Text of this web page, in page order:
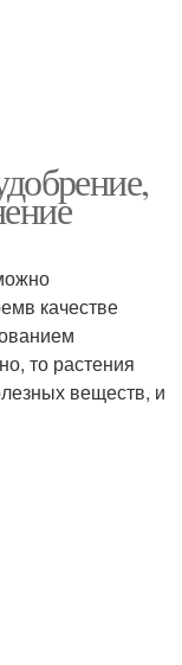
качестве
то растения
веществ, и